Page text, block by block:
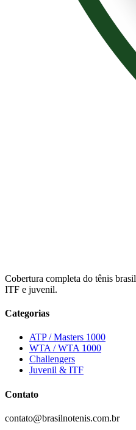
Cobertura completa do tênis
ITF e juvenil.
Categorias
ATP / Masters 1000
WTA / WTA 1000
Challengers
Juvenil & ITF
Contato
contato@brasilnotenis.com.br